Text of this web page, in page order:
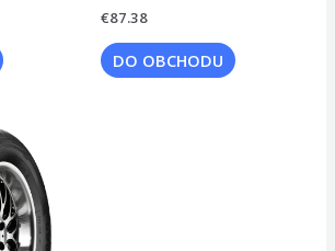
€87.38
DO OBCHODU